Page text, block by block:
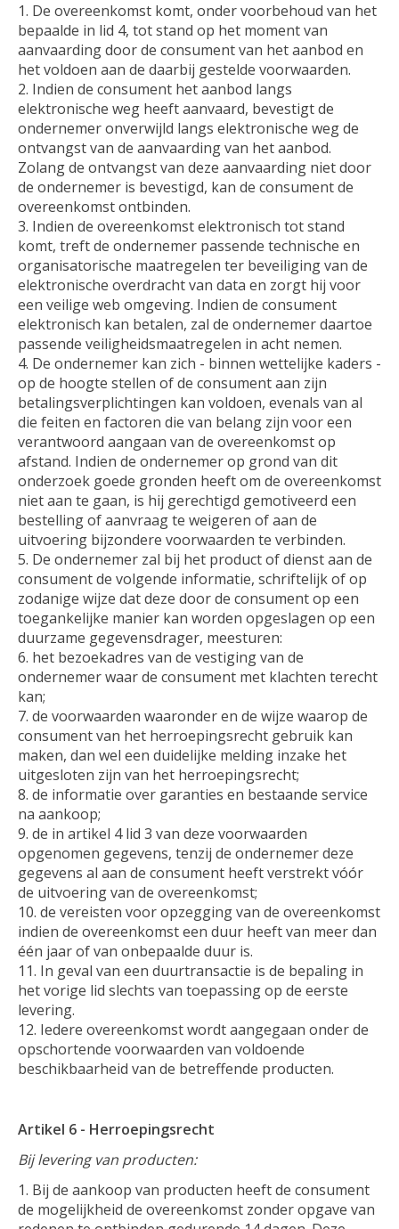
De overeenkomst komt, onder voorbehoud van het
bepaalde in lid 4, tot stand op het moment van
aanvaarding door de consument van het aanbod en
het voldoen aan de daarbij gestelde voorwaarden.
Indien de consument het aanbod langs
elektronische weg heeft aanvaard, bevestigt de
ondernemer onverwijld langs elektronische weg de
ontvangst van de aanvaarding van het aanbod.
Zolang de ontvangst van deze aanvaarding niet door
de ondernemer is bevestigd, kan de consument de
overeenkomst ontbinden.
Indien de overeenkomst elektronisch tot stand
komt, treft de ondernemer passende technische en
organisatorische maatregelen ter beveiliging van de
elektronische overdracht van data en zorgt hij voor
een veilige web omgeving. Indien de consument
elektronisch kan betalen, zal de ondernemer daartoe
passende veiligheidsmaatregelen in acht nemen.
De ondernemer kan zich - binnen wettelijke kaders -
op de hoogte stellen of de consument aan zijn
betalingsverplichtingen kan voldoen, evenals van al
die feiten en factoren die van belang zijn voor een
verantwoord aangaan van de overeenkomst op
afstand. Indien de ondernemer op grond van dit
onderzoek goede gronden heeft om de overeenkomst
niet aan te gaan, is hij gerechtigd gemotiveerd een
bestelling of aanvraag te weigeren of aan de
uitvoering bijzondere voorwaarden te verbinden.
De ondernemer zal bij het product of dienst aan de
consument de volgende informatie, schriftelijk of op
zodanige wijze dat deze door de consument op een
toegankelijke manier kan worden opgeslagen op een
duurzame gegevensdrager, meesturen:
het bezoekadres van de vestiging van de
ondernemer waar de consument met klachten terecht
kan;
de voorwaarden waaronder en de wijze waarop de
consument van het herroepingsrecht gebruik kan
maken, dan wel een duidelijke melding inzake het
uitgesloten zijn van het herroepingsrecht;
de informatie over garanties en bestaande service
na aankoop;
de in artikel 4 lid 3 van deze voorwaarden
opgenomen gegevens, tenzij de ondernemer deze
gegevens al aan de consument heeft verstrekt vóór
de uitvoering van de overeenkomst;
de vereisten voor opzegging van de overeenkomst
indien de overeenkomst een duur heeft van meer dan
één jaar of van onbepaalde duur is.
In geval van een duurtransactie is de bepaling in
het vorige lid slechts van toepassing op de eerste
levering.
Iedere overeenkomst wordt aangegaan onder de
opschortende voorwaarden van voldoende
beschikbaarheid van de betreffende producten.
Artikel 6 - Herroepingsrecht
Bij levering van producten:
Bij de aankoop van producten heeft de consument
de mogelijkheid de overeenkomst zonder opgave van